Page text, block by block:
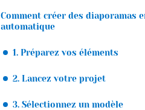
Comment créer des diaporamas
automatique
1. Préparez vos éléments
2. Lancez votre projet
3. Sélectionnez un modèle